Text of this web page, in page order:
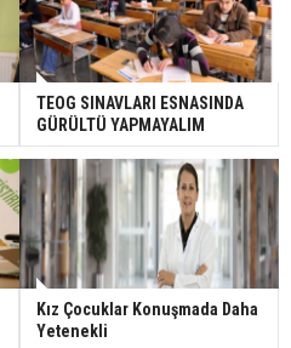
TEOG SINAVLARI ESNASINDA
GÜRÜLTÜ YAPMAYALIM
Kız Çocuklar Konuşmada Daha
Yetenekli